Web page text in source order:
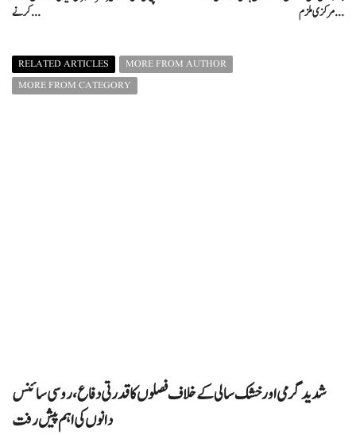
کرنے ...
مرکزی ملزم ...
RELATED ARTICLES
MORE FROM AUTHOR
MORE FROM CATEGORY
شدید گرمی اور خشک سالی کے خلاف فصلوں کا قدرتی دفاع، روسی سائنس
دانوں کی اہم پیش رفت